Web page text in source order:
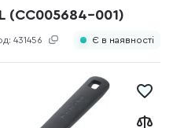
(CC005684-001)
431456 Є в наявності